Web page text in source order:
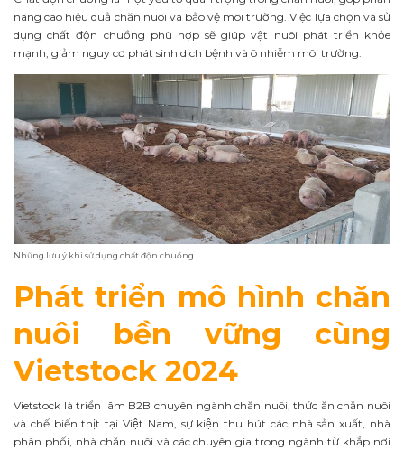
nâng cao hiệu quả chăn nuôi và bảo vệ môi trường. Việc lựa chọn và sử
dụng chất độn chuồng phù hợp sẽ giúp vật nuôi phát triển khỏe
mạnh, giảm nguy cơ phát sinh dịch bệnh và ô nhiễm môi trường.
Những lưu ý khi sử dụng chất độn chuồng
Phát triển mô hình chăn
nuôi bền vững cùng
Vietstock 2024
Vietstock là triển lãm B2B chuyên ngành chăn nuôi, thức ăn chăn nuôi
và chế biến thịt tại Việt Nam, sự kiện thu hút các nhà sản xuất, nhà
phân phối, nhà chăn nuôi và các chuyên gia trong ngành từ khắp nơi